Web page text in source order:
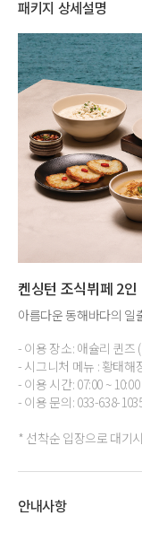
패키지 상세설명
켄싱턴 조식뷔페 2인
아름다운 동해바다의 일
- 이용 장소: 애슐리 퀸즈
- 시그니처 메뉴 : 황태해
- 이용 시간: 07:00 ~
- 이용 문의: 033-638-
* 선착순 입장으로 대기
안내사항